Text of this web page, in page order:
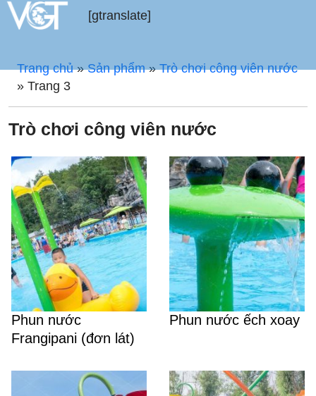
[gtranslate]
Trang chủ»Sản phẩm»Trò chơi công viên nước
» Trang 3
Trò chơi công viên nước
Phun nước
Frangipani (đơn lát)
Phun nước ếch xoay